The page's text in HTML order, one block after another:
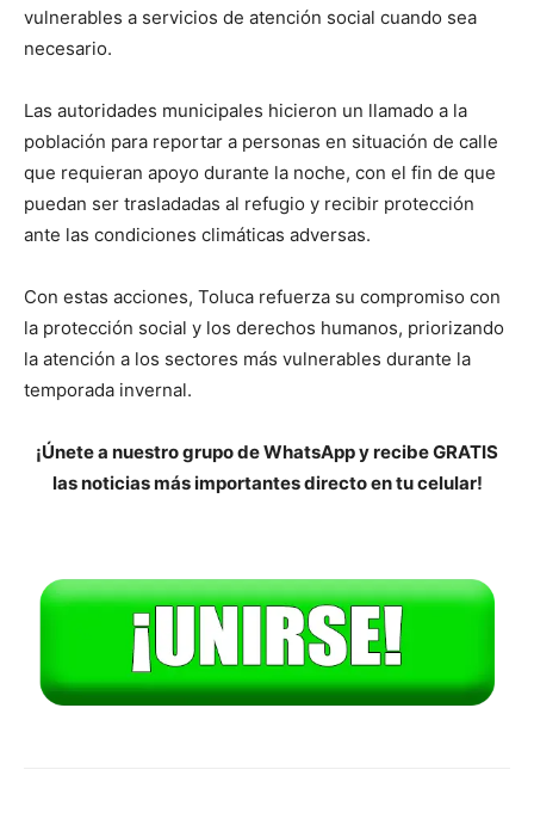
vulnerables a servicios de atención social cuando sea
necesario.
Las autoridades municipales hicieron un llamado a la
población para reportar a personas en situación de calle
que requieran apoyo durante la noche, con el fin de que
puedan ser trasladadas al refugio y recibir protección
ante las condiciones climáticas adversas.
Con estas acciones, Toluca refuerza su compromiso con
la protección social y los derechos humanos, priorizando
la atención a los sectores más vulnerables durante la
temporada invernal.
¡Únete a nuestro grupo de WhatsApp y recibe GRATIS
las noticias más importantes directo en tu celular!